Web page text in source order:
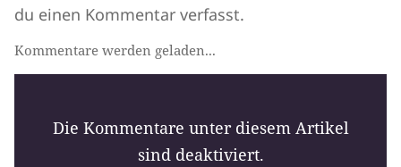
du einen Kommentar verfasst.
Kommentare werden geladen...
Die Kommentare unter diesem Artikel
sind deaktiviert.